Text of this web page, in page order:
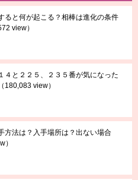
ると何が起こる？相棒は進化の条件
view）
４と２２５、２３５番が気になった
（180,083 view）
方法は？入手場所は？出ない場合
）